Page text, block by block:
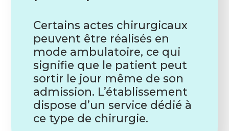
Certains actes chirurgicaux
peuvent être réalisés en
mode ambulatoire, ce qui
signifie que le patient peut
sortir le jour même de son
admission. L’établissement
dispose d’un service dédié à
ce type de chirurgie.